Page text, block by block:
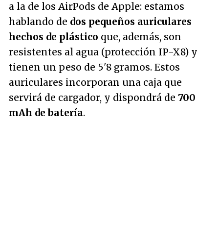
a la de los AirPods de Apple: estamos
hablando de dos pequeños auriculares
hechos de plástico que, además, son
resistentes al agua (protección IP-X8) y
tienen un peso de 5'8 gramos. Estos
auriculares incorporan una caja que
servirá de cargador, y dispondrá de 700
mAh de batería.